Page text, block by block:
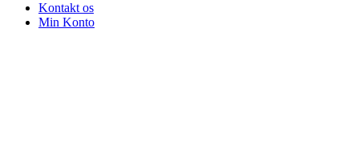
Kontakt os
Min Konto